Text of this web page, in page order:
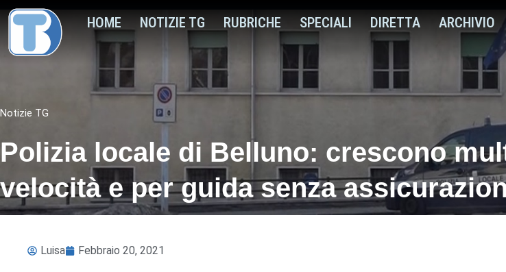
HOME NOTIZIE TG RUBRICHE SPECIALI DIRETTA ARCHIVIO
Notizie TG
Polizia locale di Belluno: crescono
velocità e per guida senza
Luisa Febbraio 20, 2021